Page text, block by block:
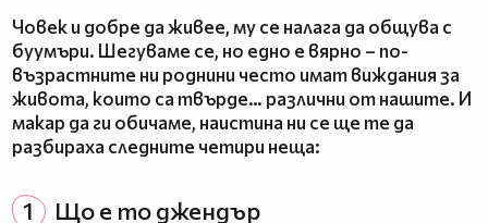
Човек и добре да живее, му се налага да общува с
буумъри. Шегуваме се, но едно е вярно – по-
възрастните ни роднини често имат виждания за
живота, които са твърде… различни от нашите. И
макар да ги обичаме, наистина ни се ще те да
разбираха следните четири неща:
1 Що е то джендър